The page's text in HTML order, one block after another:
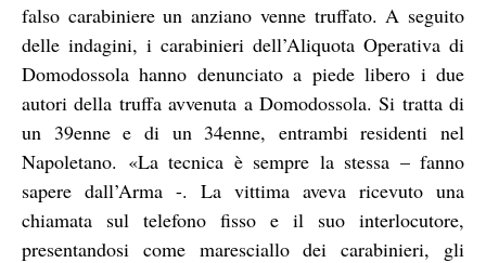
falso carabiniere un anziano venne truffato. A seguito
delle indagini, i carabinieri dell’Aliquota Operativa di
Domodossola hanno denunciato a piede libero i due
autori della truffa avvenuta a Domodossola. Si tratta di
un 39enne e di un 34enne, entrambi residenti nel
Napoletano. «La tecnica è sempre la stessa – fanno
sapere dall’Arma -. La vittima aveva ricevuto una
chiamata sul telefono fisso e il suo interlocutore,
presentandosi come maresciallo dei carabinieri, gli